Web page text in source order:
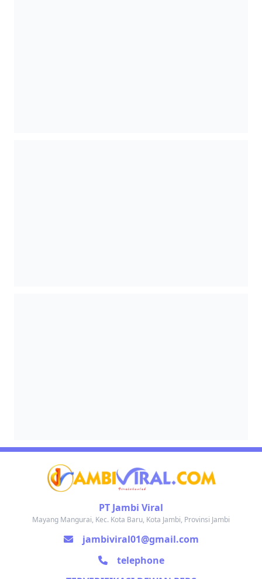
PT Jambi Viral
Mayang Mangurai, Kec. Kota Baru, Kota Jambi, Provinsi Jambi
jambiviral01@gmail.com
telephone